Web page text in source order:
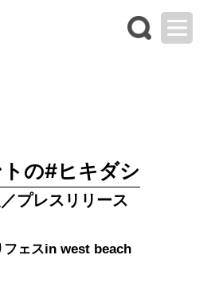
の#ヒキダシ
プレスリリース
フェスin west beach